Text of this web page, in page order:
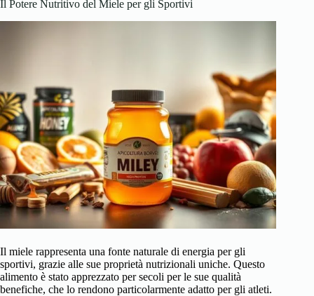
Il Potere Nutritivo del Miele per gli Sportivi
Il miele rappresenta una fonte naturale di energia per gli
sportivi, grazie alle sue proprietà nutrizionali uniche. Questo
alimento è stato apprezzato per secoli per le sue qualità
benefiche, che lo rendono particolarmente adatto per gli atleti.